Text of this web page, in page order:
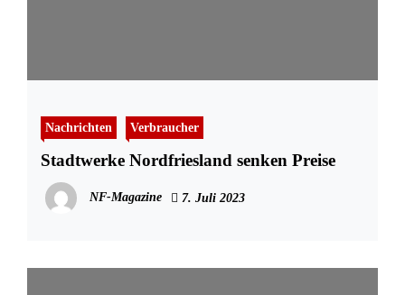
Nachrichten Verbraucher
Stadtwerke Nordfriesland senken Preise
NF-Magazine 7. Juli 2023